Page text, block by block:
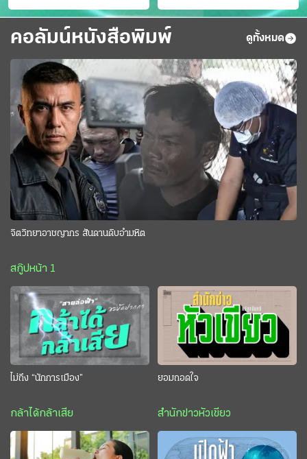
ขาแข้งชั่วคราว
"หนู" กอด "หนิม" สยบลือ
คอลัมน์หนังสือพิมพ์ ดูทั้งหมด
จิตวิทยาอาชญากร สันดานดิบอำมหิต
สกู๊ปหน้า 1
ไม่ถึง “นักการเมือง”
กล้าได้กล้าเสีย
ยอมถอดใจ
สำนักข่าวหัวเขียว